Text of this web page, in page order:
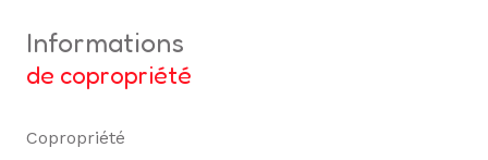
informations
de copropriété
Copropriété